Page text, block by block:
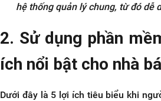
hệ thống quản lý chung, từ đó dễ
2. Sử dụng phần
ích nổi bật cho nhà
Dưới đây là 5 lợi ích tiêu biểu khi